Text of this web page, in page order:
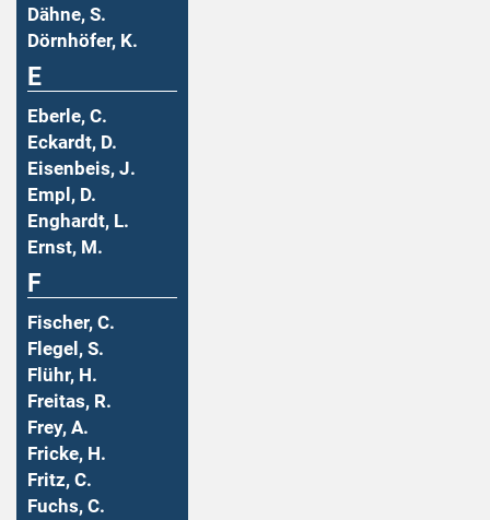
Dähne, S.
Dörnhöfer, K.
E
Eberle, C.
Eckardt, D.
Eisenbeis, J.
Empl, D.
Enghardt, L.
Ernst, M.
F
Fischer, C.
Flegel, S.
Flühr, H.
Freitas, R.
Frey, A.
Fricke, H.
Fritz, C.
Fuchs, C.